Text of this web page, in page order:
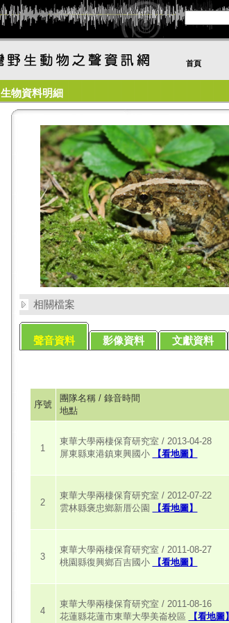
首頁
生物資料明細
相關檔案
聲音資料 影像資料 文獻資料
序號
團隊名稱 / 錄音時間
地點
1
東華大學兩棲保育研究室 / 2013-04-28
屏東縣東港鎮東興國小
【看地圖】
2
東華大學兩棲保育研究室 / 2012-07-22
雲林縣褒忠鄉新厝公園
【看地圖】
3
東華大學兩棲保育研究室 / 2011-08-27
桃園縣復興鄉百吉國小
【看地圖】
4
東華大學兩棲保育研究室 / 2011-08-16
花蓮縣花蓮市東華大學美崙校區
【看地圖】